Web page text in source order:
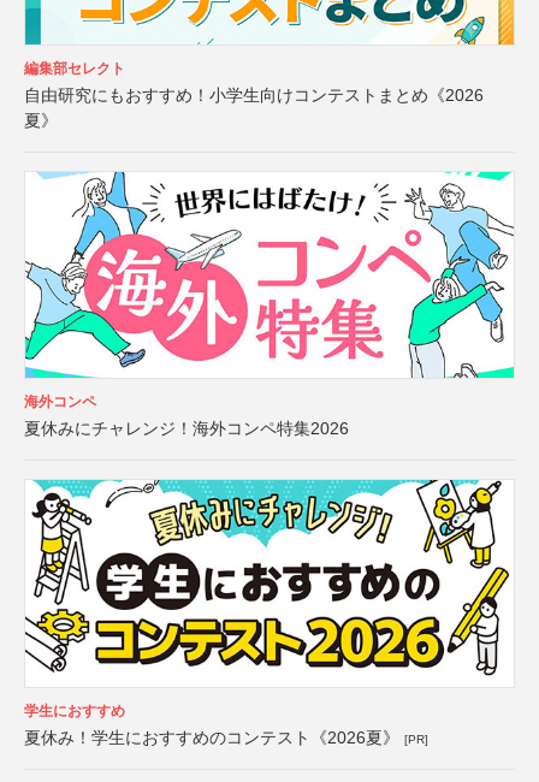
編集部セレクト
自由研究にもおすすめ！小学生向けコンテストまとめ《2026
夏》
海外コンペ
夏休みにチャレンジ！海外コンペ特集2026
学生におすすめ
夏休み！学生におすすめのコンテスト《2026夏》 [PR]